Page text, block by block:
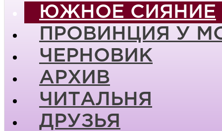
ЮЖНОЕ СИЯНИЕ
ПРОВИНЦИЯ У
ЧЕРНОВИК
АРХИВ
ЧИТАЛЬНЯ
ДРУЗЬЯ